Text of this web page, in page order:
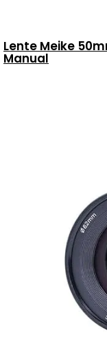
Lente Meike
Manual